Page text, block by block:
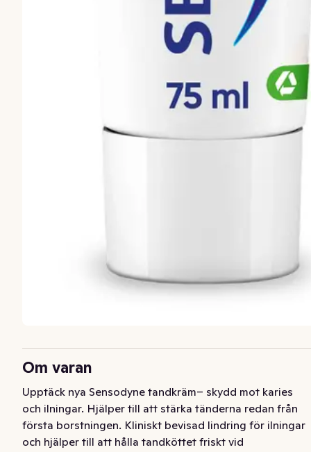
Om varan
Upptäck nya Sensodyne tandkräm– skydd mot karies
och ilningar. Hjälper till att stärka tänderna redan från
första borstningen. Kliniskt bevisad lindring för ilningar
och hjälper till att hålla tandköttet friskt vid